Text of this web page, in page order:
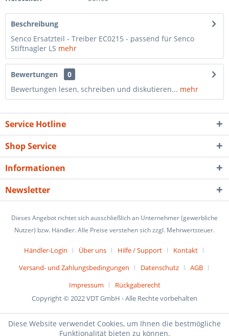
Beschreibung
Senco Ersatzteil - Treiber EC0215 - passend für Senco
Stiftnagler LS mehr
Bewertungen
0
Bewertungen lesen, schreiben und diskutieren... mehr
Service Hotline
Shop Service
Informationen
Newsletter
Dieses Angebot richtet sich ausschließlich an Unternehmer (gewerbliche
Nutzer) bzw. Händler. Alle Preise verstehen sich zzgl. Mehrwertsteuer.
Händler-Login Über uns Hilfe / Support
Kontakt
Versand- und Zahlungsbedingungen
Datenschutz
AGB
Impressum
Rückgaberecht
Copyright © 2022 VDT GmbH - Alle Rechte vorbehalten
Diese Website verwendet Cookies, um Ihnen die bestmögliche
Funktionalität bieten zu können.